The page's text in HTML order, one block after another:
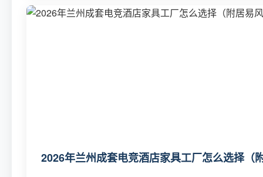
2026年兰州成套电竞酒店家具工厂怎么选择（